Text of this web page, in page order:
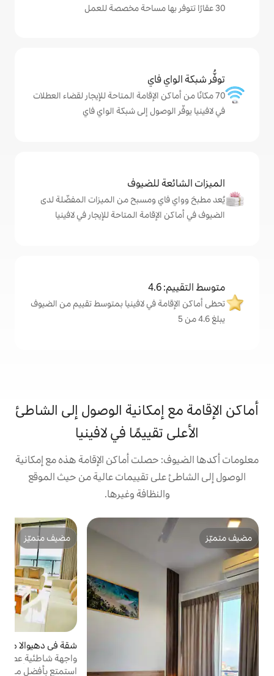
الإقامة المتاحة للإيجار لقضاء العطلات
إلى شبكة الواي فاي
ومسبح من الميزات المفضّلة لدى
المتاحة للإيجار في لافينيا
في لافينيا بمتوسط تقييم من الضيوف
الوصول إلى الشاطئ
في لافينيا
أماكن الإقامة هذه مع إمكانية
تقييمات عالية من حيث الموقع
مضيف متميّز
مضيف متميّز
شقة في دهيوالا ماونت لافينيا متوسط التقييم 5 من
5 (3)
واجهة شاطئية عصرية مع حمام سباحة على
السطح وصالة ألعاب رياضية والمزيد!
استمتع بأفضل ما في المدينة من شقتها